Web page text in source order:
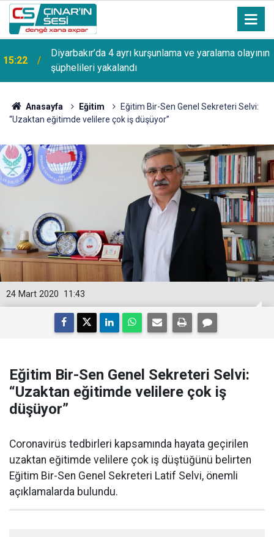
15:22
Diyarbakır’da 4 ayrı kurşunlama ve yaralama olayının
şüphelileri yakalandı
Anasayfa Eğitim
Eğitim Bir-Sen Genel Sekreteri Selvi:
“Uzaktan eğitimde velilere çok iş düşüyor”
11:43
24 Mart 2020
Eğitim Bir-Sen Genel Sekreteri Selvi:
“Uzaktan eğitimde velilere çok iş
düşüyor”
Coronavirüs tedbirleri kapsamında hayata geçirilen
uzaktan eğitimde velilere çok iş düştüğünü belirten
Eğitim Bir-Sen Genel Sekreteri Latif Selvi, önemli
açıklamalarda bulundu.